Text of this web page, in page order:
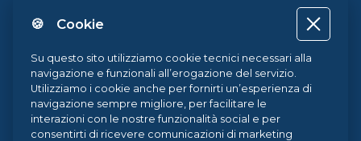
Federica Coursera
Accessibilità
Privacy
Termini e Condizioni
🍪 Cookie
Su questo sito utilizziamo cookie tecnici necessari alla
navigazione e funzionali all’erogazione del servizio.
Utilizziamo i cookie anche per fornirti un’esperienza di
navigazione sempre migliore, per facilitare le
interazioni con le nostre funzionalità social e per
consentirti di ricevere comunicazioni di marketing